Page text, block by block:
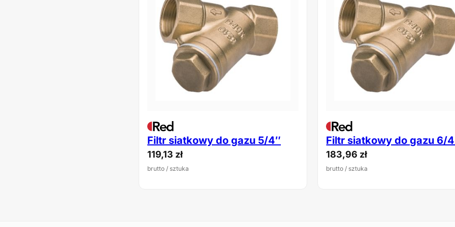
Filtr siatkowy do gazu 5/4″
119,13 zł
brutto / sztuka
Filtr siatkowy do gazu 6/
183,96 zł
brutto / sztuka